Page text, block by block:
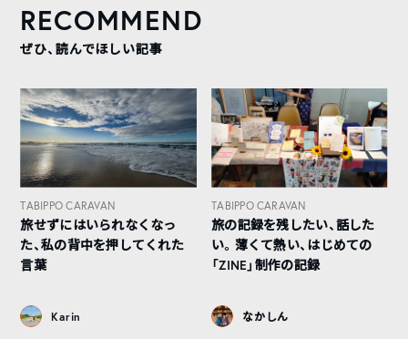
RECOMMEND
ぜひ、読んでほしい記事
TABIPPO CARAVAN
旅せずにはいられなくなっ
た、私の背中を押してくれた
言葉
Karin
TABIPPO CARAVAN
旅の記録を残したい、話した
い。薄くて熱い、はじめての
「ZINE」制作の記録
なかしん